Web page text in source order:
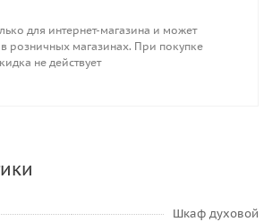
для интернет-магазина и может
в розничных магазинах. При покупке
не действует
Шкаф духовой